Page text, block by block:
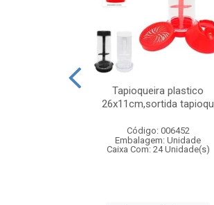
Tapioqueira plastico
26x11cm,sortida tapioqu
Código: 006452
Embalagem: Unidade
Caixa Com: 24 Unidade(s)